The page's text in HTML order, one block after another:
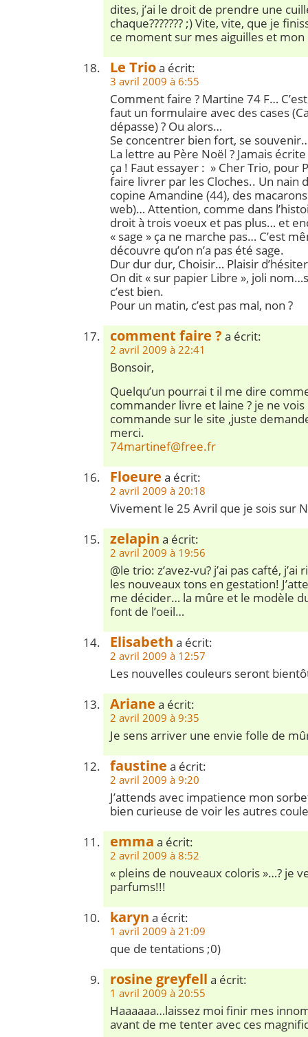
dites, j’ai le droit de prendre une
chaque??????? ;) Vite, vite, que je
ce moment sur mes aiguilles et
Le Trioa écrit:
3 avril 2009 à 6:55
Comment faire ? Martine 74 F…
faut un formulaire avec des cases
dépasse) ? Ou alors…
Se concentrer bien fort, se
La lettre au Père Noël ? Jamais écrite
ça ! Faut essayer : » Cher Trio, pour
faire livrer par les Cloches.. Un nain
copine Amandine (44), des
web)… Attention, comme dans
droit à trois voeux et pas plus… et
« sage » ça ne marche pas… C’est
découvre qu’on n’a pas été sage.
Dur dur dur, Choisir… Plaisir
On dit « sur papier Libre », joli
c’est bien.
Pour un matin, c’est pas mal, non ?
comment faire ? a écrit:
2 avril 2009 à 22:41
Bonsoir,
Quelqu’un pourrai t il me dire
commander livre et laine ? je ne
commande sur le site ,juste
merci.
74martinef@free.fr
Floeure a écrit:
2 avril 2009 à 20:18
Vivement le 25 Avril que je sois sur
zelapin a écrit:
2 avril 2009 à 19:56
@le trio: z’avez-vu? j’ai pas cafté,
les nouveaux tons en gestation!
me décider… la mûre et le modèle
font de l’oeil…
Elisabeth a écrit:
2 avril 2009 à 12:57
Les nouvelles couleurs seront
Ariane a écrit:
2 avril 2009 à 9:35
Je sens arriver une envie folle de
faustine a écrit:
2 avril 2009 à 9:20
J’attends avec impatience mon
bien curieuse de voir les autres
emma a écrit:
2 avril 2009 à 8:52
« pleins de nouveaux coloris »…? je
parfums!!!
karyn a écrit:
1 avril 2009 à 21:09
que de tentations ;0)
rosine greyfell a écrit:
1 avril 2009 à 20:55
Haaaaaa…laissez moi finir mes
avant de me tenter avec ces